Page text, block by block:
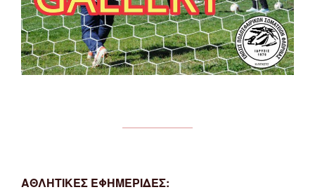
ΑΘΛΗΤΙΚΕΣ ΕΦΗΜΕΡΙΔΕΣ: